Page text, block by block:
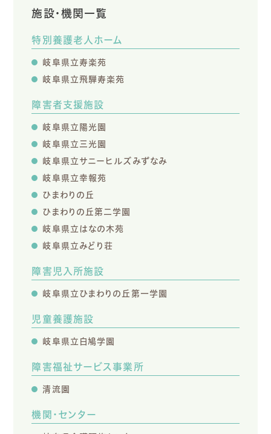
施設・機関一覧
特別養護老人ホーム
岐阜県立寿楽苑
岐阜県立飛騨寿楽苑
障害者支援施設
岐阜県立陽光園
岐阜県立三光園
岐阜県立サニーヒルズみずなみ
岐阜県立幸報苑
ひまわりの丘
ひまわりの丘第二学園
岐阜県立はなの木苑
岐阜県立みどり荘
障害児入所施設
岐阜県立ひまわりの丘第一学園
児童養護施設
岐阜県立白鳩学園
障害福祉サービス事業所
清流園
機関・センター